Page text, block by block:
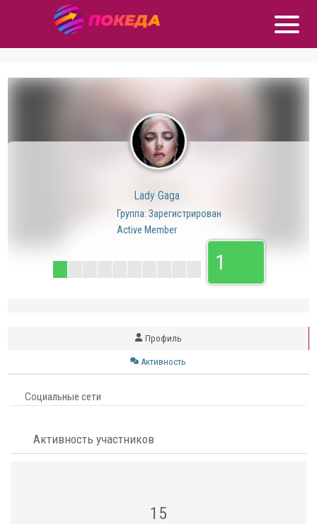
Lady Gaga
Группа: Зарегистрирован
Active Member
1
Профиль
Активность
Социальные сети
Активность участников
15